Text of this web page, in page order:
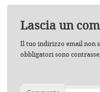
Lascia un
Il tuo indirizzo email non
obbligatori sono